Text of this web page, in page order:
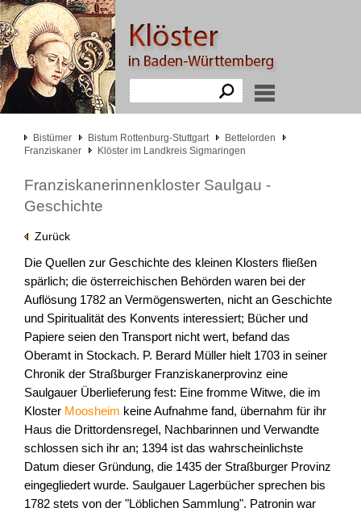
Bistümer Bistum Rottenburg-Stuttgart
Bettelorden
Franziskaner
Klöster im Landkreis Sigmaringen
Franziskanerinnenkloster Saulgau -
Geschichte
Zurück
Die Quellen zur Geschichte des kleinen Klosters fließen
spärlich; die österreichischen Behörden waren bei der
Auflösung 1782 an Vermögenswerten, nicht an Geschichte
und Spiritualität des Konvents interessiert; Bücher und
Papiere seien den Transport nicht wert, befand das
Oberamt in Stockach. P. Berard Müller hielt 1703 in seiner
Chronik der Straßburger Franziskanerprovinz eine
Saulgauer Überlieferung fest: Eine fromme Witwe, die im
Kloster Moosheim keine Aufnahme fand, übernahm für ihr
Haus die Drittordensregel, Nachbarinnen und Verwandte
schlossen sich ihr an; 1394 ist das wahrscheinlichste
Datum dieser Gründung, die 1435 der Straßburger Provinz
eingegliedert wurde. Saulgauer Lagerbücher sprechen bis
1782 stets von der "Löblichen Sammlung". Patronin war